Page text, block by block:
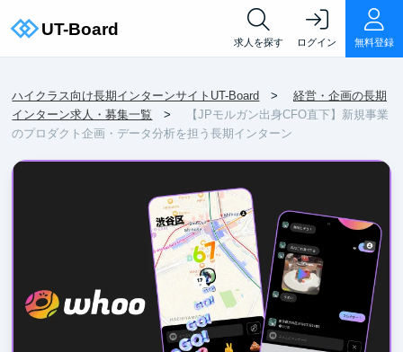
求人を探す ログイン 無料登録
ハイクラス向け長期インターンサイトUT-Board
経営・企画の長期
インターン求人・募集一覧
【JPモルガン出身CFO直下】新規事業
のプロダクト企画・データ分析を担う長期インターン